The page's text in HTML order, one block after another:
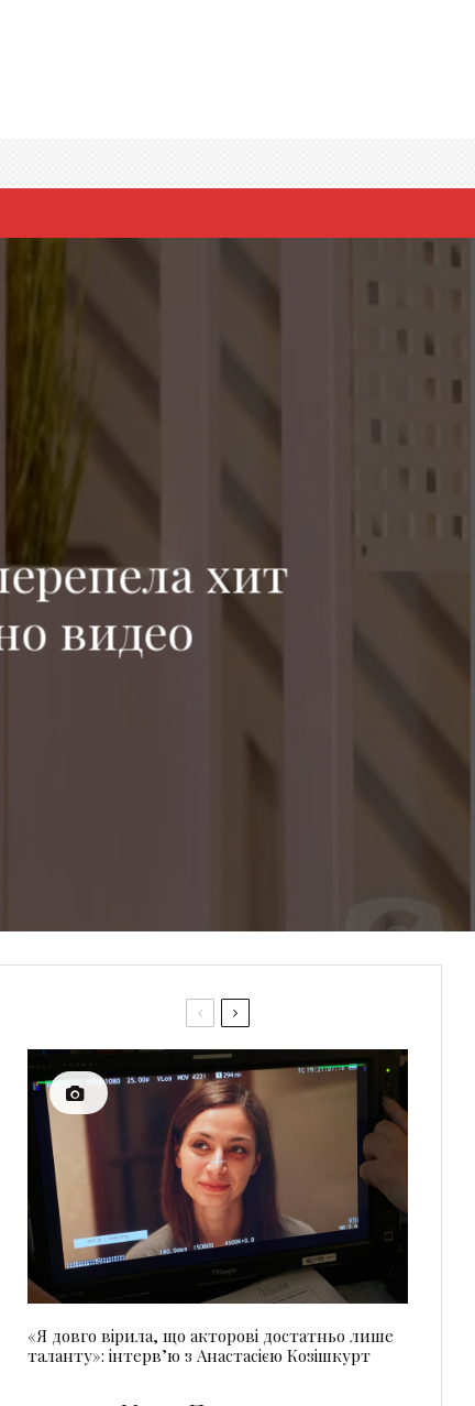
хит
видео
«Я довго вірила, що акторові достатньо лише
таланту»: інтерв’ю з Анастасією Козішкурт